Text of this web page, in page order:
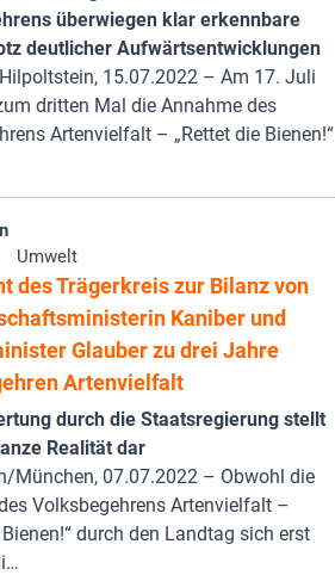
überwiegen klar erkennbare
deutlicher Aufwärtsentwicklungen
15.07.2022 – Am 17. Juli
dritten Mal die Annahme des
Artenvielfalt – „Rettet die Bienen!“
Umwelt
des Trägerkreis zur Bilanz von
Kaniber und
Glauber zu drei Jahre
Artenvielfalt
durch die Staatsregierung stellt
Realität dar
München, 07.07.2022 – Obwohl die
Volksbegehrens Artenvielfalt –
Bienen!“ durch den Landtag sich erst